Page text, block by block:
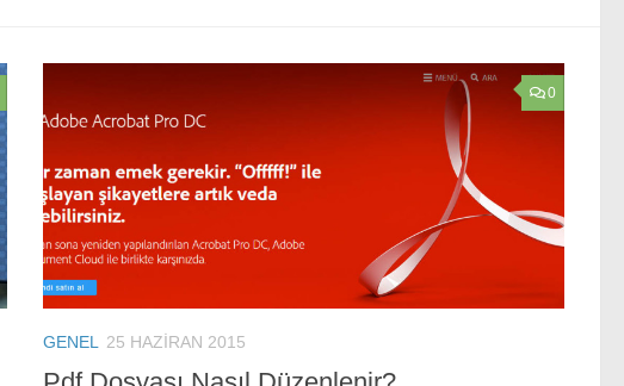
0
GENEL 25 HAZIRAN 2015